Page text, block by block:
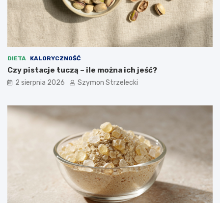
DIETA KALORYCZNOŚĆ
Czy pistacje tuczą – ile można ich jeść?
2 sierpnia 2026 Szymon Strzelecki